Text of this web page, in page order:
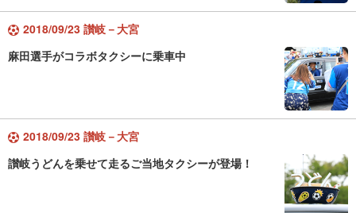
2018/09/23 讃岐－大宮
麻田選手がコラボタクシーに乗車中
2018/09/23 讃岐－大宮
讃岐うどんを乗せて走るご当地タクシーが登場！